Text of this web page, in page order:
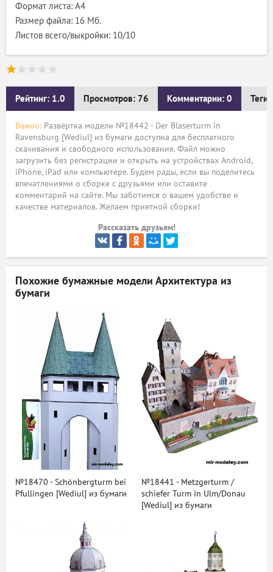
Формат листа: А4
Размер файла: 16 Мб.
Листов всего/выкройки: 10/10
Рейтинг: 1.0 Просмотров: 76 Комментарии: 0 Теги:
Важно: Развёртка модели №18442 - Der Blaserturm in
Ravensburg [Wediul] из бумаги доступна для бесплатного
скачивания и свободного использования. Файл можно
загрузить без регистрации и открыть на устройствах Android,
iPhone, iPad или компьютере. Будем рады, если вы поделитесь
впечатлениями о сборке с друзьями или оставите
комментарий на сайте. Мы заботимся о вашем удобстве и
качестве материалов. Желаем приятной сборки!
Рассказать друзьям!
Похожие бумажные модели Архитектура из
бумаги
№18470 - Schönbergturm bei
Pfullingen [Wediul] из бумаги
№18441 - Metzgerturm /
schiefer Turm in Ulm/Donau
[Wediul] из бумаги